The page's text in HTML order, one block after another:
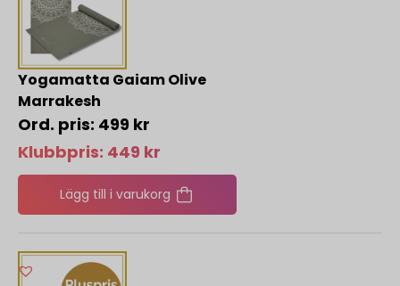
Yogamatta Gaiam Olive
Marrakesh
499 kr
Klubbpris: 449 kr
Lägg till i varukorg